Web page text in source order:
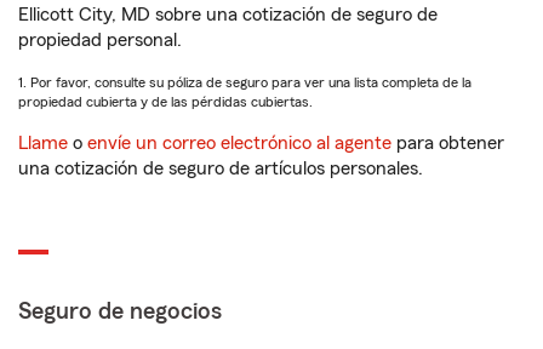
Ellicott City, MD sobre una cotización de seguro de
propiedad personal.
1. Por favor, consulte su póliza de seguro para ver una lista completa de la
propiedad cubierta y de las pérdidas cubiertas.
Llame o envíe un correo electrónico al agente para obtener
una cotización de seguro de artículos personales.
Seguro de negocios